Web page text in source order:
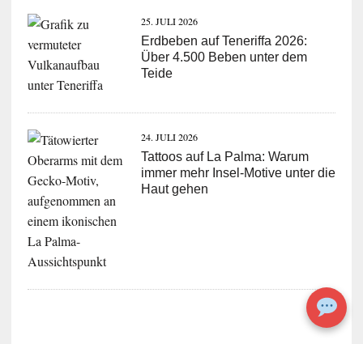
25. JULI 2026
Erdbeben auf Teneriffa 2026:
Über 4.500 Beben unter dem
Teide
24. JULI 2026
Tattoos auf La Palma: Warum
immer mehr Insel-Motive unter die
Haut gehen